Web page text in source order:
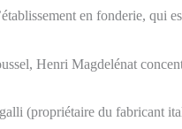
en fonderie, qui
Henri Magdelénat
(propriétaire du fabricant